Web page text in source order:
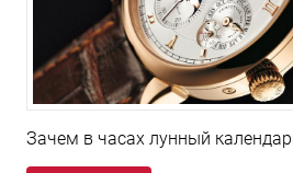
Зачем в часах лунный